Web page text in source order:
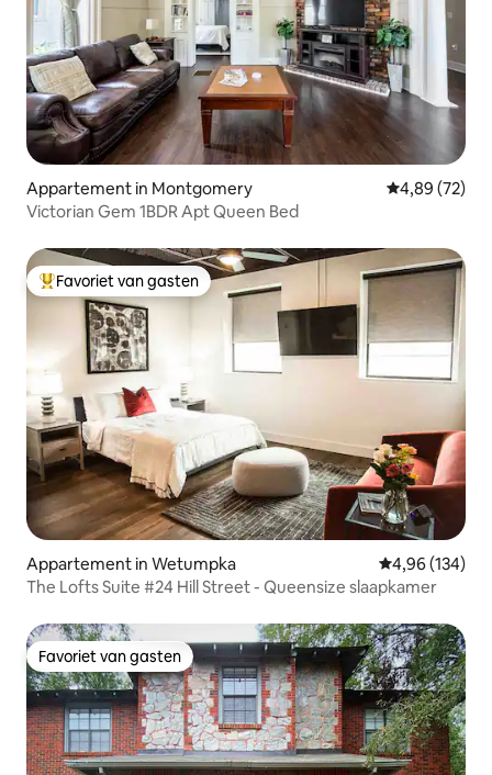
Appartement in Montgomery Gemiddelde
4,89 (72)
Victorian Gem 1BDR Apt Queen Bed
Topfavoriet van gasten
Favoriet van gasten
Appartement in Wetumpka Gemiddelde
4,96 (134)
The Lofts Suite #24 Hill Street - Queensize slaapkamer
Favoriet van gasten
Favoriet van gasten